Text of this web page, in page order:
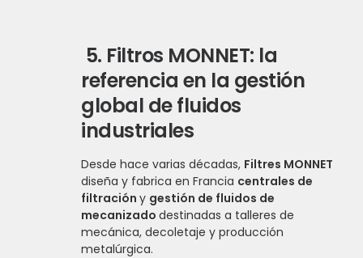
5. Filtros MONNET: la
referencia en la gestión
global de fluidos
industriales
Desde hace varias décadas, Filtres MONNET
diseña y fabrica en Francia centrales de
filtracióny gestión de fluidos de
mecanizadodestinadas a talleres de
mecánica, decoletaje y producción
metalúrgica.